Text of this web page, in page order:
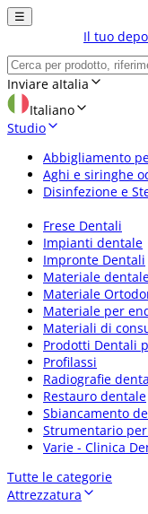
☰
Il tuo
Inviare aItalia
Italiano
Studio
Abbigliamento
Aghi e siringhe
Disinfezione e
Frese Dentali
Impianti dentale
Impronte Dentali
Materiale
Materiale
Materiale per
Materiali di
Prodotti Dentali
Profilassi
Radiografie
Restauro dentale
Sbiancamento
Strumentario
Varie - Clinica
Tutte le categorie
Attrezzatura